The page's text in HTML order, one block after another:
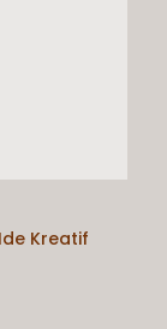
Kreatif